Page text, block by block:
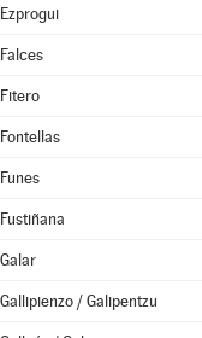
Ezprogui
Falces
Fitero
Fontellas
Funes
Fustiñana
Galar
Gallipienzo / Galipentzu